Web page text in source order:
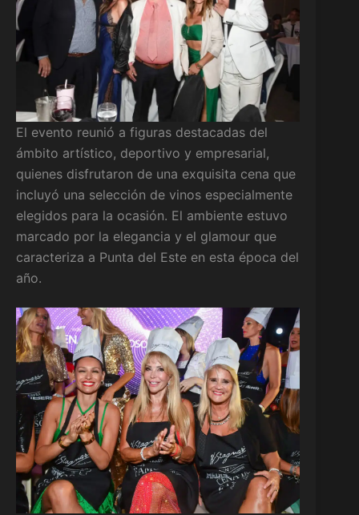
El evento reunió a figuras destacadas del
ámbito artístico, deportivo y empresarial,
quienes disfrutaron de una exquisita cena que
incluyó una selección de vinos especialmente
elegidos para la ocasión. El ambiente estuvo
marcado por la elegancia y el glamour que
caracteriza a Punta del Este en esta época del
año.